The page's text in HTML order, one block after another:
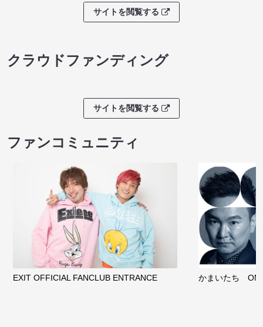
サイトを閲覧する
クラウドファンディング
サイトを閲覧する
ファンコミュニティ
EXIT OFFICIAL FANCLUB ENTRANCE かまいたち